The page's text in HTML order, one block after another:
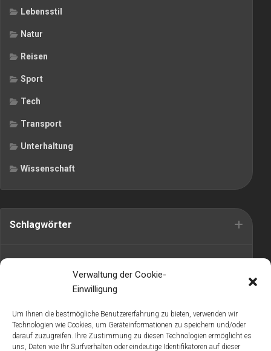
Verwaltung der Cookie-
Einwilligung
Um Ihnen die bestmögliche Benutzererfahrung zu bieten, verwenden wir
Technologien wie Cookies, um Geräteinformationen zu speichern und/oder
darauf zuzugreifen. Ihre Zustimmung zu diesen Technologien ermöglicht es
uns, Daten wie Ihr Surfverhalten oder eindeutige Identifikatoren auf dieser
Lebensstil
Natur
Reisen
Sport
Tech
Transport
Unterhaltung
Wissenschaft
Schlagwörter
Gewohnheiten Handel Horoskope
Menstruation Mercedes
Naturspiel
Schmerzen Serialisierung Smartphone Sonnensystems
Spaß
Spielzeug Studium Theaters Tradition Träume Unternehmen Urlaub
Verkehrslärm Verkehrssicherheit Wasserfilter